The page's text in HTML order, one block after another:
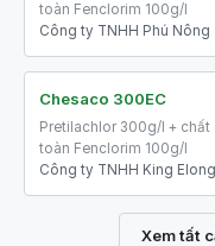
toàn Fenclorim 100g/l
Công ty TNHH Phú Nông
Chesaco 300EC
Pretilachlor 300g/l + chất
toàn Fenclorim 100g/l
Công ty TNHH King Elong
Xem tất